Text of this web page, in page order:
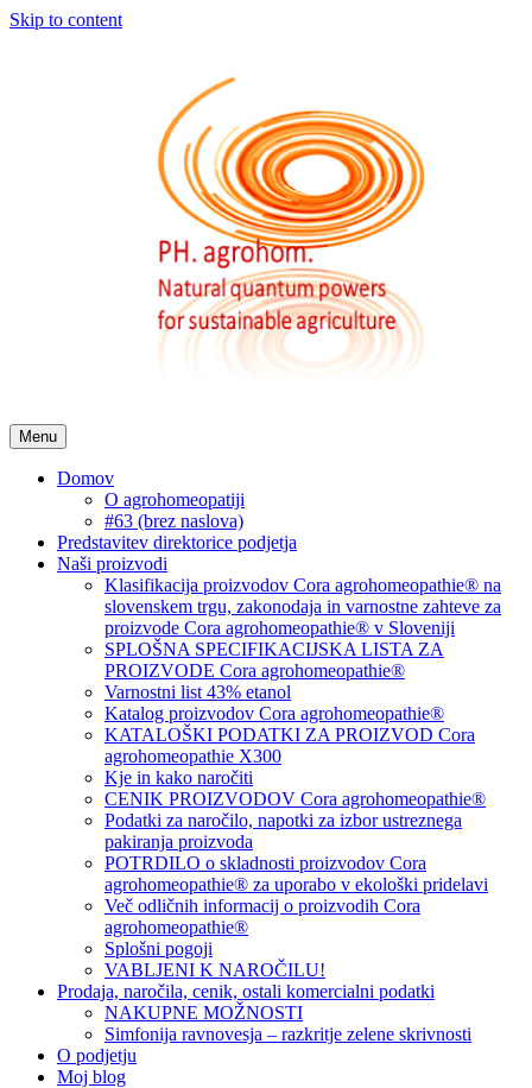
Skip to content
Menu
Domov
O agrohomeopatiji
#63 (brez naslova)
Predstavitev direktorice podjetja
Naši proizvodi
Klasifikacija proizvodov Cora agrohomeopathie® na
slovenskem trgu, zakonodaja in varnostne zahteve za
proizvode Cora agrohomeopathie® v Sloveniji
SPLOŠNA SPECIFIKACIJSKA LISTA ZA
PROIZVODE Cora agrohomeopathie®
Varnostni list 43% etanol
Katalog proizvodov Cora agrohomeopathie®
KATALOŠKI PODATKI ZA PROIZVOD Cora
agrohomeopathie X300
Kje in kako naročiti
CENIK PROIZVODOV Cora agrohomeopathie®
Podatki za naročilo, napotki za izbor ustreznega
pakiranja proizvoda
POTRDILO o skladnosti proizvodov Cora
agrohomeopathie® za uporabo v ekološki pridelavi
Več odličnih informacij o proizvodih Cora
agrohomeopathie®
Splošni pogoji
VABLJENI K NAROČILU!
Prodaja, naročila, cenik, ostali komercialni podatki
NAKUPNE MOŽNOSTI
Simfonija ravnovesja – razkritje zelene skrivnosti
O podjetju
Moj blog